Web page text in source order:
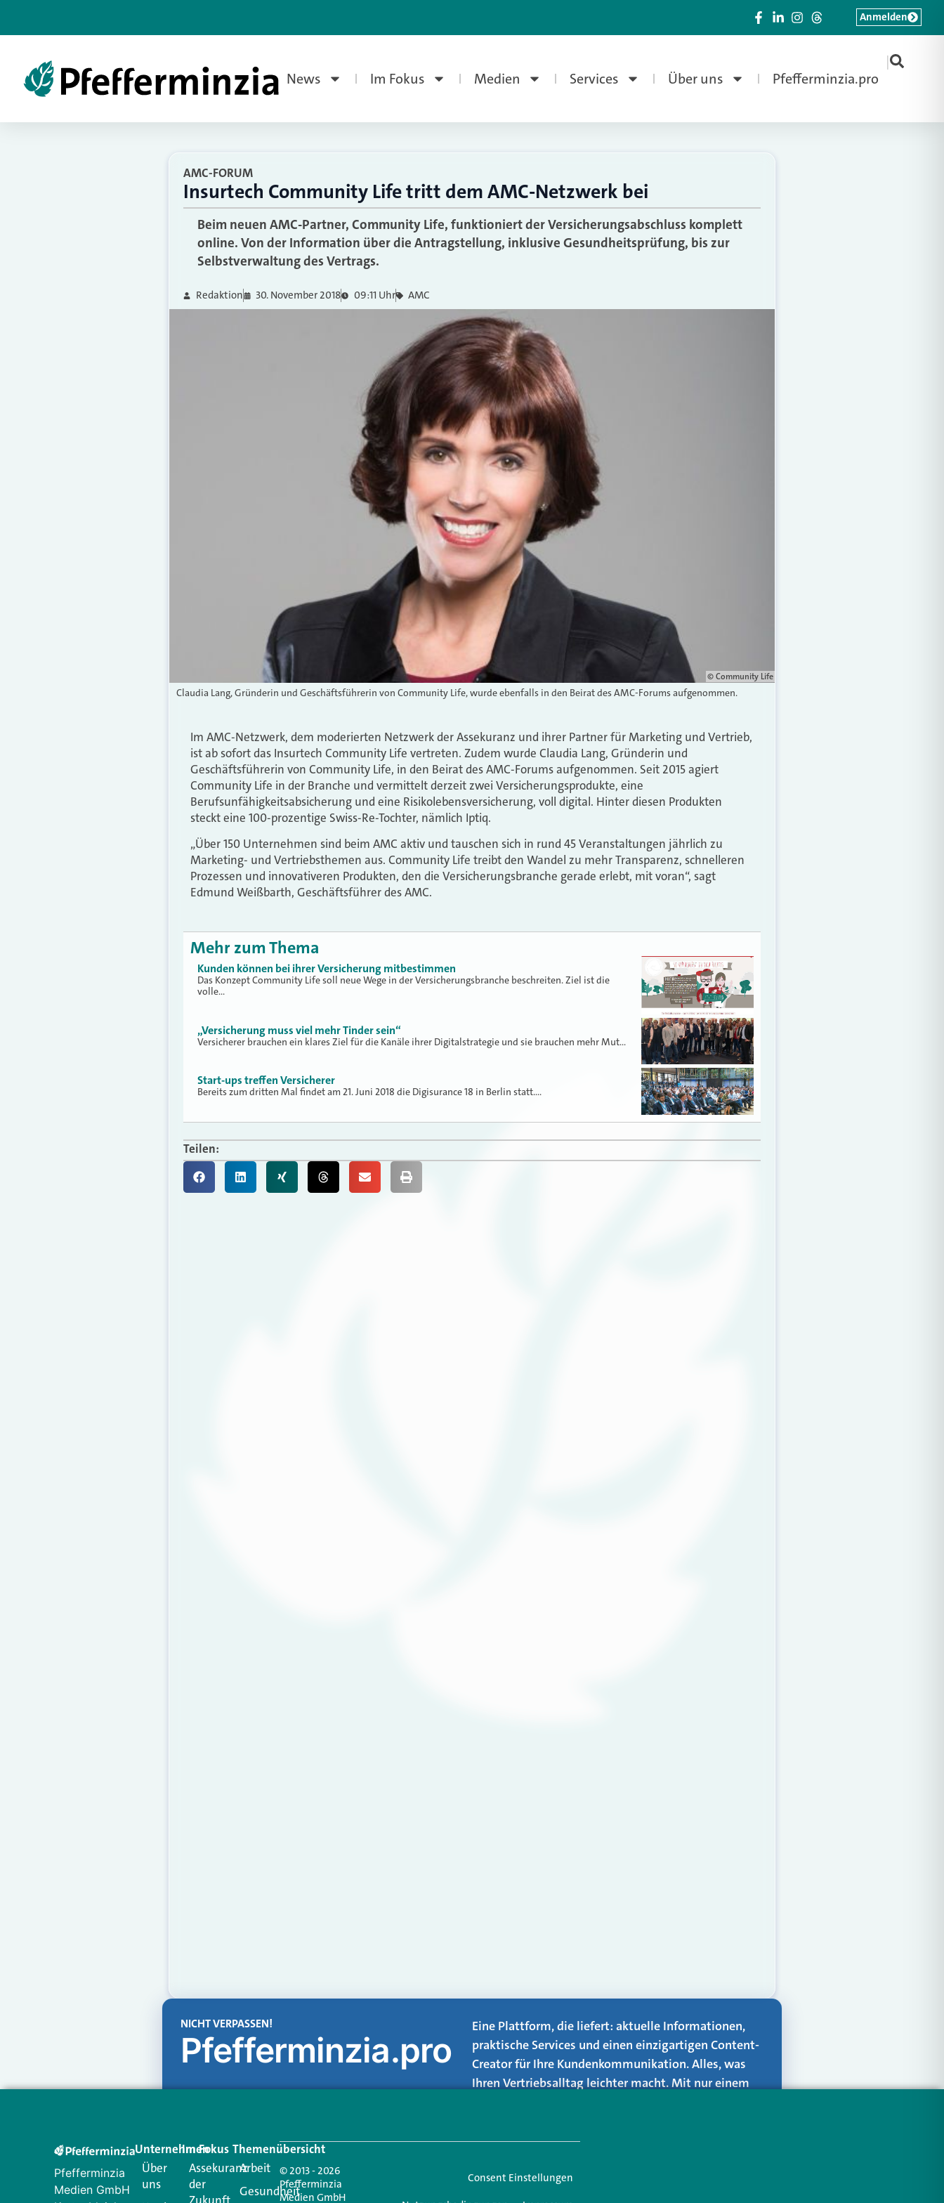
News Im Fokus Medien Services Über uns Pfefferminzia.pro
|
Anmelden
AMC-FORUM
Insurtech Community Life tritt dem AMC-Netzwerk bei
Beim neuen AMC-Partner, Community Life, funktioniert der Versicherungsabschluss komplett
online. Von der Information über die Antragstellung, inklusive Gesundheitsprüfung, bis zur
Selbstverwaltung des Vertrags.
Redaktion 30. November 2018 09:11 Uhr AMC
© Community Life
Claudia Lang, Gründerin und Geschäftsführerin von Community Life, wurde ebenfalls in den Beirat des AMC-Forums aufgenommen.
Im AMC-Netzwerk, dem moderierten Netzwerk der Assekuranz und ihrer Partner für Marketing und Vertrieb,
ist ab sofort das Insurtech Community Life vertreten. Zudem wurde Claudia Lang, Gründerin und
Geschäftsführerin von Community Life, in den Beirat des AMC-Forums aufgenommen. Seit 2015 agiert
Community Life in der Branche und vermittelt derzeit zwei Versicherungsprodukte, eine
Berufsunfähigkeitsabsicherung und eine Risikolebensversicherung, voll digital. Hinter diesen Produkten
steckt eine 100-prozentige Swiss-Re-Tochter, nämlich Iptiq.
„Über 150 Unternehmen sind beim AMC aktiv und tauschen sich in rund 45 Veranstaltungen jährlich zu
Marketing- und Vertriebsthemen aus. Community Life treibt den Wandel zu mehr Transparenz, schnelleren
Prozessen und innovativeren Produkten, den die Versicherungsbranche gerade erlebt, mit voran“, sagt
Edmund Weißbarth, Geschäftsführer des AMC.
Mehr zum Thema
Kunden können bei ihrer Versicherung mitbestimmen
Das Konzept Community Life soll neue Wege in der Versicherungsbranche beschreiten. Ziel ist die
volle…
„Versicherung muss viel mehr Tinder sein“
Versicherer brauchen ein klares Ziel für die Kanäle ihrer Digitalstrategie und sie brauchen mehr Mut…
Start-ups treffen Versicherer
Bereits zum dritten Mal findet am 21. Juni 2018 die Digisurance 18 in Berlin statt.…
Teilen:
NICHT VERPASSEN!
Pfefferminzia.pro
Eine Plattform, die liefert: aktuelle Informationen,
praktische Services und einen einzigartigen Content-
Creator für Ihre Kundenkommunikation. Alles, was
Ihren Vertriebsalltag leichter macht. Mit nur einem
Pfefferminzia
Medien GmbH
Unternehmen
Über
uns
Im Fokus
Assekuranz
der
Themenübersicht
Arbeit
Gesundheit
© 2013 - 2026
Pfefferminzia
Medien GmbH
Consent Einstellungen